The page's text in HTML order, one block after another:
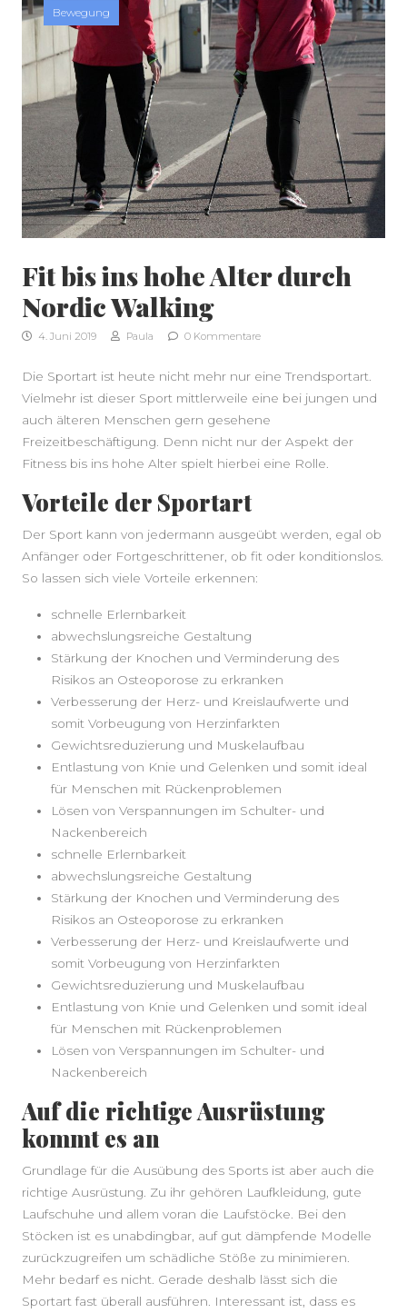
Bewegung
Fit bis ins hohe Alter durch
Nordic Walking
4. Juni 2019 Paula 0 Kommentare
Die Sportart ist heute nicht mehr nur eine Trendsportart.
Vielmehr ist dieser Sport mittlerweile eine bei jungen und
auch älteren Menschen gern gesehene
Freizeitbeschäftigung. Denn nicht nur der Aspekt der
Fitness bis ins hohe Alter spielt hierbei eine Rolle.
Vorteile der Sportart
Der Sport kann von jedermann ausgeübt werden, egal ob
Anfänger oder Fortgeschrittener, ob fit oder konditionslos.
So lassen sich viele Vorteile erkennen:
schnelle Erlernbarkeit
abwechslungsreiche Gestaltung
Stärkung der Knochen und Verminderung des
Risikos an Osteoporose zu erkranken
Verbesserung der Herz- und Kreislaufwerte und
somit Vorbeugung von Herzinfarkten
Gewichtsreduzierung und Muskelaufbau
Entlastung von Knie und Gelenken und somit ideal
für Menschen mit Rückenproblemen
Lösen von Verspannungen im Schulter- und
Nackenbereich
schnelle Erlernbarkeit
abwechslungsreiche Gestaltung
Stärkung der Knochen und Verminderung des
Risikos an Osteoporose zu erkranken
Verbesserung der Herz- und Kreislaufwerte und
somit Vorbeugung von Herzinfarkten
Gewichtsreduzierung und Muskelaufbau
Entlastung von Knie und Gelenken und somit ideal
für Menschen mit Rückenproblemen
Lösen von Verspannungen im Schulter- und
Nackenbereich
Auf die richtige Ausrüstung
kommt es an
Grundlage für die Ausübung des Sports ist aber auch die
richtige Ausrüstung. Zu ihr gehören Laufkleidung, gute
Laufschuhe und allem voran die Laufstöcke. Bei den
Stöcken ist es unabdingbar, auf gut dämpfende Modelle
zurückzugreifen um schädliche Stöße zu minimieren.
Mehr bedarf es nicht. Gerade deshalb lässt sich die
Sportart fast überall ausführen. Interessant ist, dass es
SEITENLEISTE